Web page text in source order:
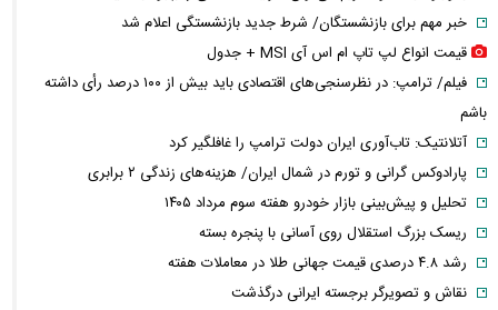
خبر مهم برای بازنشستگان/ شرط جدید بازنشستگی اعلام شد
قیمت انواع لپ تاپ ام اس آی MSI + جدول
فیلم/ ترامپ: در نظرسنجی‌های اقتصادی باید بیش از ۱۰۰ درصد رأی داشته
باشم
آتلانتیک: تاب‌آوری ایران دولت ترامپ را غافلگیر کرد
پارادوکس گرانی و تورم در شمال ایران/ هزینه‌های زندگی ۲ برابری
تحلیل و پیش‌بینی بازار خودرو هفته سوم مرداد ۱۴۰۵
ریسک بزرگ استقلال روی آسانی با پنجره بسته
رشد ۴.۸ درصدی قیمت جهانی طلا در معاملات هفته
نقاش و تصویرگر برجسته ایرانی درگذشت